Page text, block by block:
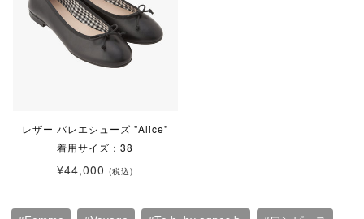
レザー バレエシューズ "Alice"
着用サイズ：38
¥44,000 (税込)